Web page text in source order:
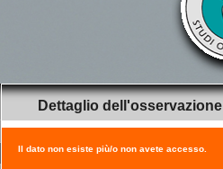
Dettaglio dell'osservazione
Il dato non esiste più/o non avete accesso.